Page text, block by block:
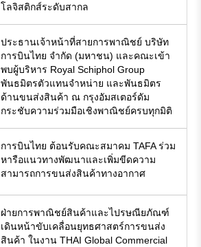
โลจิสติกส์ระดับสากล
ประธานเจ้าหน้าที่สายการพาณิชย์ บริษัท
การบินไทย จำกัด (มหาชน) และคณะเข้า
พบผู้บริหาร Royal Schiphol Group
พันธมิตรตัวแทนจำหน่าย และพันธมิตร
ด้านขนส่งสินค้า ณ กรุงอัมสเตอร์ดัม
กระชับความร่วมมือเชิงพาณิชย์ครบทุกมิติ
การบินไทย ต้อนรับคณะสมาคม TAFA ร่วม
หารือแนวทางพัฒนาและเพิ่มขีดความ
สามารถการขนส่งสินค้าทางอากาศ
ฝ่ายการพาณิชย์สินค้าและไปรษณียภัณฑ์
เดินหน้าขับเคลื่อนยุทธศาสตร์การขนส่ง
สินค้า ในงาน THAI Global Commercial